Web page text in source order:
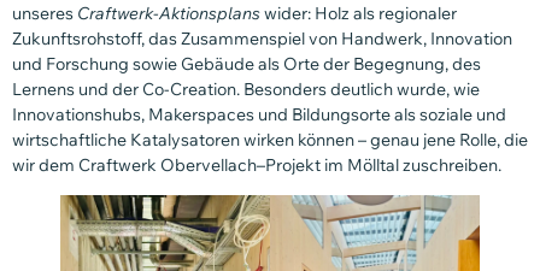
unseres Craftwerk-Aktionsplanswider: Holz als regionaler
Zukunftsrohstoff, das Zusammenspiel von Handwerk, Innovation
und Forschung sowie Gebäude als Orte der Begegnung, des
Lernens und der Co-Creation. Besonders deutlich wurde, wie
Innovationshubs, Makerspaces und Bildungsorte als soziale und
wirtschaftliche Katalysatoren wirken können – genau jene Rolle, die
wir dem Craftwerk Obervellach–Projekt im Mölltal zuschreiben.